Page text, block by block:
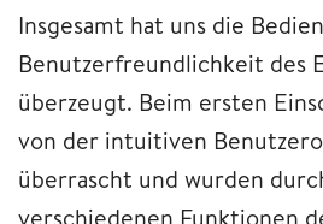
Insgesamt hat uns die
Benutzerfreundlichkeit des
überzeugt. Beim ersten
von der intuitiven
überrascht und wurden
verschiedenen Funktionen